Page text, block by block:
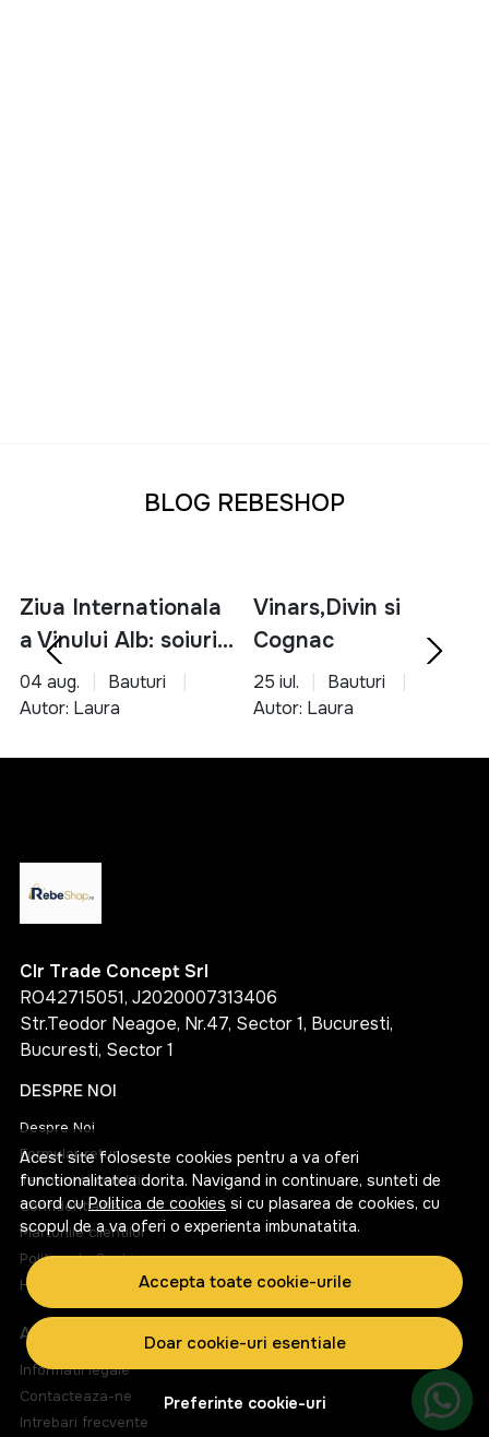
Acest site foloseste cookies pentru a va oferi
functionalitatea dorita. Navigand in continuare, sunteti de
acord cuPolitica de cookies si cu plasarea de cookies, cu
scopul de a va oferi o experienta imbunatatita.
Accepta toate cookie-urile
Doar cookie-uri esentiale
Preferinte cookie-uri
BLOG REBESHOP
Ziua Internationala
a Vinului Alb: soiuri,
servire si asocieri
culinare
04 aug.
Bauturi
Autor: Laura
Vinars,Divin si
Cognac
25 iul.
Bauturi
Autor: Laura
Clr Trade Concept Srl
RO42715051, J2020007313406
Str.Teodor Neagoe, Nr.47, Sector 1, Bucuresti,
Bucuresti, Sector 1
DESPRE NOI
Despre Noi
Formular retur
Termeni si conditii
Confidentialitate
Marturiile clientilor
Politica de Cookies
Harta site
ASISTENTA
Informatii legale
Contacteaza-ne
Intrebari frecvente